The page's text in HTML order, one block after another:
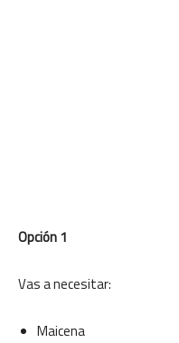
Opción 1
Vas a necesitar:
Maicena